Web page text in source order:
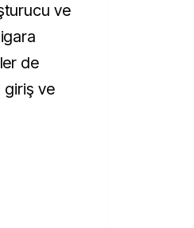
ve
de
giriş ve